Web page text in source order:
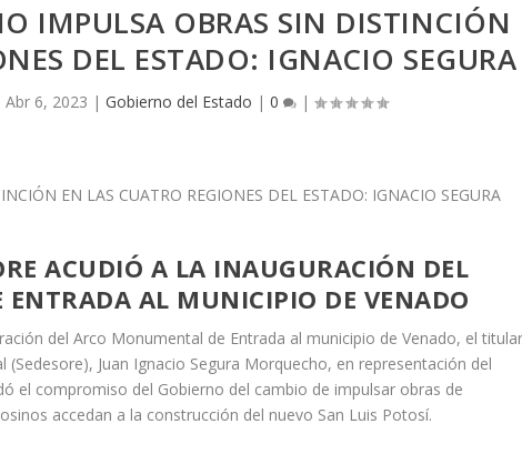
IMPULSA OBRAS SIN DISTINCIÓN
DEL ESTADO: IGNACIO SEGURA
Abr 6, 2023 | Gobierno del Estado | 0 |
ACUDIÓ A LA INAUGURACIÓN DEL
AL MUNICIPIO DE VENADO
del Arco Monumental de Entrada al municipio de Venado, el
Juan Ignacio Segura Morquecho, en representación del
el compromiso del Gobierno del cambio de impulsar obras de
accedan a la construcción del nuevo San Luis Potosí.